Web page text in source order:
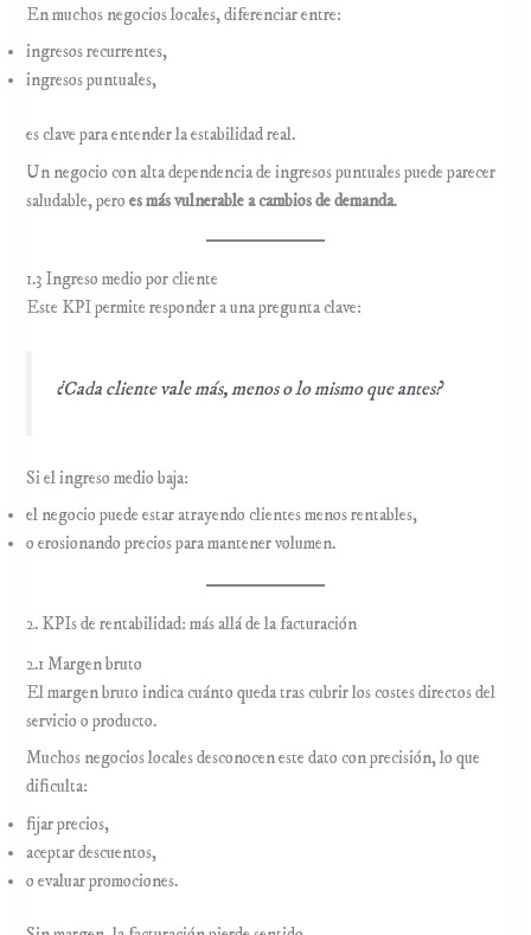
En muchos negocios locales, diferenciar entre:
ingresos recurrentes,
ingresos puntuales,
es clave para entender la estabilidad real.
Un negocio con alta dependencia de ingresos puntuales puede parecer
saludable, peroes más vulnerable a cambios de demanda.
1.3 Ingreso medio por cliente
Este KPI permite responder a una pregunta clave:
¿Cada cliente vale más, menos o lo mismo que antes?
Si el ingreso medio baja:
el negocio puede estar atrayendo clientes menos rentables,
o erosionando precios para mantener volumen.
2. KPIs de rentabilidad: más allá de la facturación
2.1 Margen bruto
El margen bruto indica cuánto queda tras cubrir los costes directos del
servicio o producto.
Muchos negocios locales desconocen este dato con precisión, lo que
dificulta:
fijar precios,
aceptar descuentos,
o evaluar promociones.